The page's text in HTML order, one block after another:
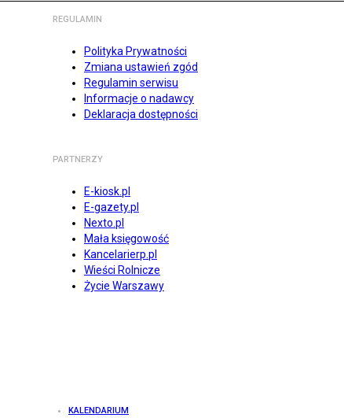
REGULAMIN
Polityka Prywatności
Zmiana ustawień zgód
Regulamin serwisu
Informacje o nadawcy
Deklaracja dostępności
PARTNERZY
E-kiosk.pl
E-gazety.pl
Nexto.pl
Mała księgowość
Kancelarierp.pl
Wieści Rolnicze
Życie Warszawy
KALENDARIUM